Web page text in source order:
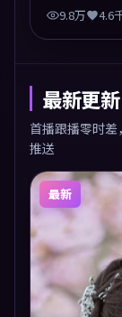
9.8万 4.6
最新更新
首播跟播零时
推送
最新